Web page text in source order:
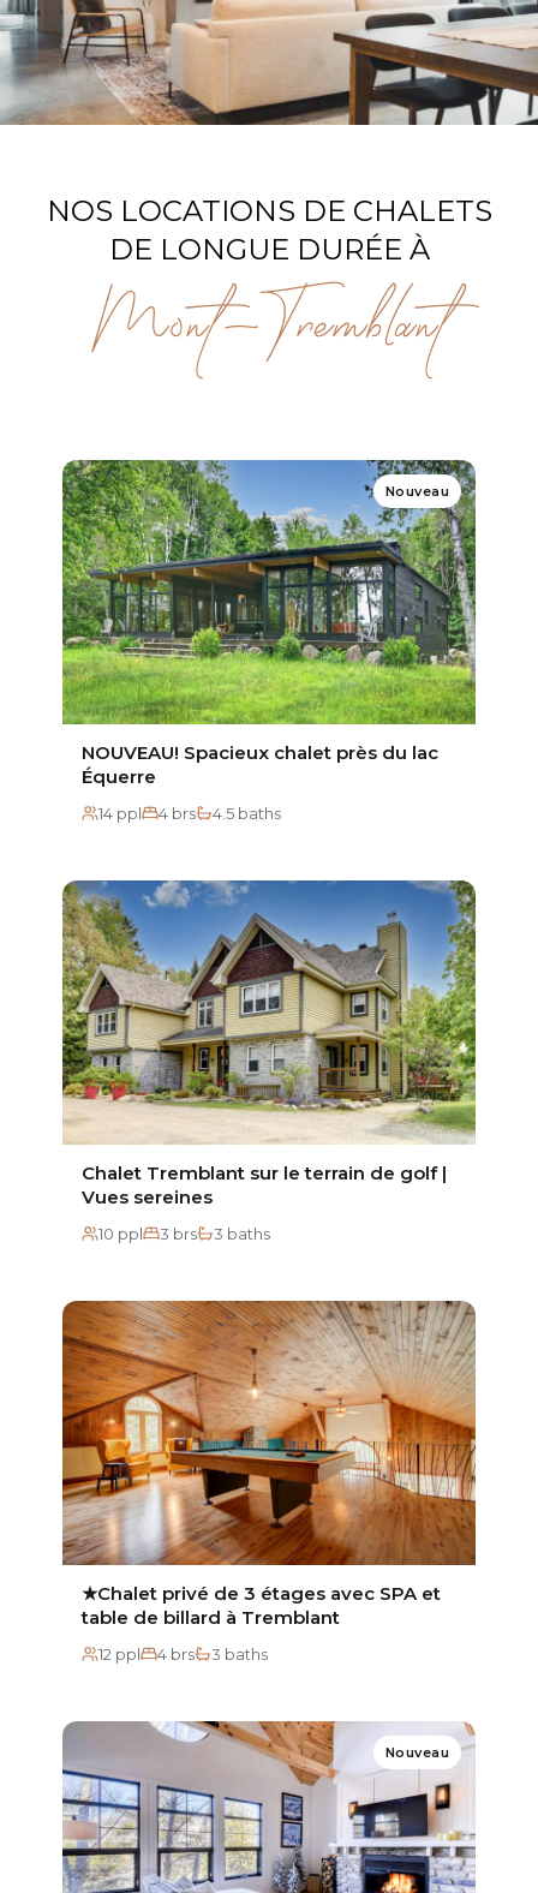
NOS LOCATIONS DE CHALETS
DE LONGUE DURÉE À
Mont-Tremblant
NOUVEAU! Spacieux chalet près du lac
Équerre
14 ppl 4 brs 4.5 baths
Nouveau
Chalet Tremblant sur le terrain de golf |
Vues sereines
10 ppl 3 brs 3 baths
★Chalet privé de 3 étages avec SPA et
table de billard à Tremblant
12 ppl 4 brs 3 baths
Nouveau